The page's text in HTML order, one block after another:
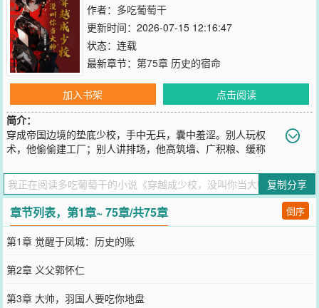
作者： 多吃葡萄干
更新时间：2026-07-15 12:16:47
状态：连载
最新章节： 第75章 历史的宿命
加入书架
点击阅读
简介：
穿成帝国边境的垫底少校，手中无兵，囊中羞涩。别人玩权
术，他偷偷建工厂；别人讲排场，他高筑墙、广积粮、缓称
好意思，我的钢铁洪流，已经等你们很久了。
您要是觉得《穿越成少校，没叫你当大帅》还不错的话请不要忘记向
您QQ群和微博微信里的朋友推荐哦！
复制分享
章节列表，第1章~ 75章/共75章 倒序
第1章 觉醒于凤城：历史的账
第2章 义父郭怀仁
第3章 大帅，羽国人要吃你地盘